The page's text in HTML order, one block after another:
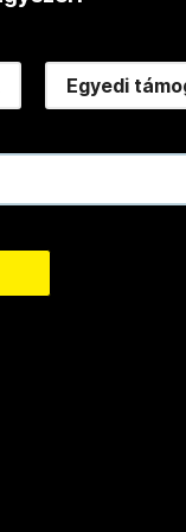
Egyedi